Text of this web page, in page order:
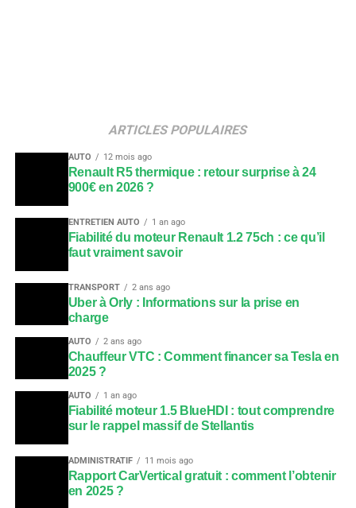
ARTICLES POPULAIRES
AUTO 12 mois ago
Renault R5 thermique : retour surprise à 24
900€ en 2026 ?
ENTRETIEN AUTO 1 an ago
Fiabilité du moteur Renault 1.2 75ch : ce qu’il
faut vraiment savoir
TRANSPORT 2 ans ago
Uber à Orly : Informations sur la prise en
charge
AUTO 2 ans ago
Chauffeur VTC : Comment financer sa Tesla en
2025 ?
AUTO 1 an ago
Fiabilité moteur 1.5 BlueHDI : tout comprendre
sur le rappel massif de Stellantis
ADMINISTRATIF 11 mois ago
Rapport CarVertical gratuit : comment l’obtenir
en 2025 ?